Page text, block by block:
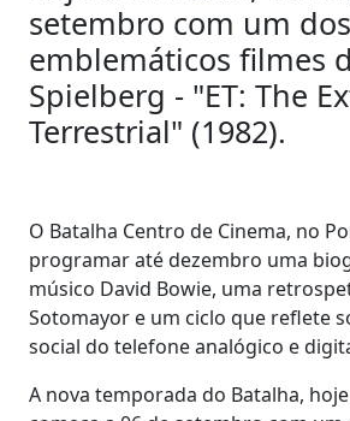
setembro com um
emblemáticos filmes
Spielberg - "ET: The
Terrestrial" (1982).
O Batalha Centro de Cinema, no
programar até dezembro uma
músico David Bowie, uma
Sotomayor e um ciclo que reflete
social do telefone analógico e
A nova temporada do Batalha,